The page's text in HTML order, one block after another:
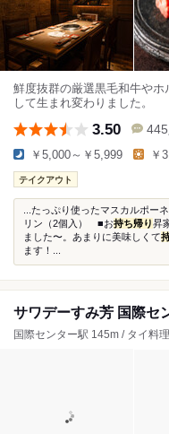
鮮度抜群の厳選黒毛和牛やホ
して生まれ変わりました。
3.50 445
￥5,000～￥5,999 ￥
テイクアウト
...たっぷり使ったマスカルポ
リン（2個入） ■お持ち帰り昇
ました〜。あまりに美味しくて
ます！...
サワデーすみ芳 国際セ
国際センター駅 145m / タイ料